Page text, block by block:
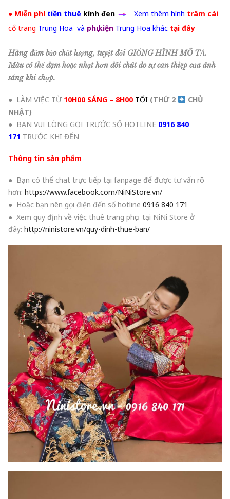
● Miễn phí tiền thuê kính đen Xem thêm hình trâm cài
cổ trang Trung Hoa và phụ kiện Trung Hoa khác tại đây
Hàng đảm bảo chất lượng, tuyệt đối GIỐNG HÌNH MÔ TẢ.
Màu có thể đậm hoặc nhạt hơn đôi chút do sự can thiệp của ánh
sáng khi chụp.
● LÀM VIỆC TỪ 10H00 SÁNG – 8H00 TỐI (THỨ 2
CHỦ
NHẬT)
● BẠN VUI LÒNG GỌI TRƯỚC SỐ HOTLINE 0916 840
171 TRƯỚC KHI ĐẾN
Thông tin sản phẩm
● Bạn có thể chat trực tiếp tại fanpage để được tư vấn rõ
hơn: https://www.facebook.com/NiNiStore.vn/
● Hoặc bạn nên gọi điện đến số hotline 0916 840 171
● Xem quy định về việc thuê trang phục tại NiNi Store ở
đây: http://ninistore.vn/quy-dinh-thue-ban/